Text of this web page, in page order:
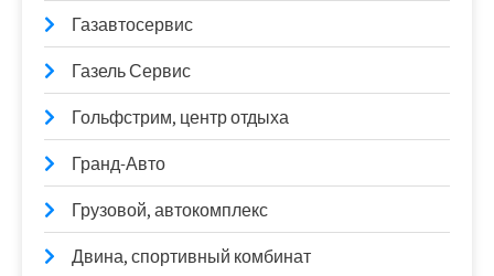
Газавтосервис
Газель Сервис
Гольфстрим, центр отдыха
Гранд-Авто
Грузовой, автокомплекс
Двина, спортивный комбинат